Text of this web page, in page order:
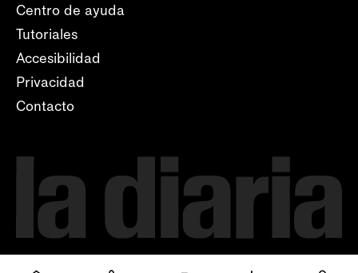
Centro de ayuda
Tutoriales
Accesibilidad
Privacidad
Contacto